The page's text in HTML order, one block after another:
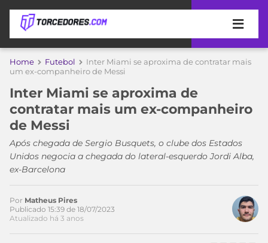
APOSTAS
DE
APOSTA
MELHORES
SITES
DE
APOSTAS
2026
COPA
DO
MUNDO
TIMES
MEU
TIME
CAMPEONATOS
Home Futebol
Inter Miami se aproxima de contratar mais
um ex-companheiro de Messi
Inter Miami se aproxima de
contratar mais um ex-companheiro
de Messi
Após chegada de Sergio Busquets, o clube dos Estados
Unidos negocia a chegada do lateral-esquerdo Jordi Alba,
ex-Barcelona
Acesse o perfil do autor
no Twitter
Por Matheus Pires
Publicado 15:39 de 18/07/2023
Atualizado há 3 anos